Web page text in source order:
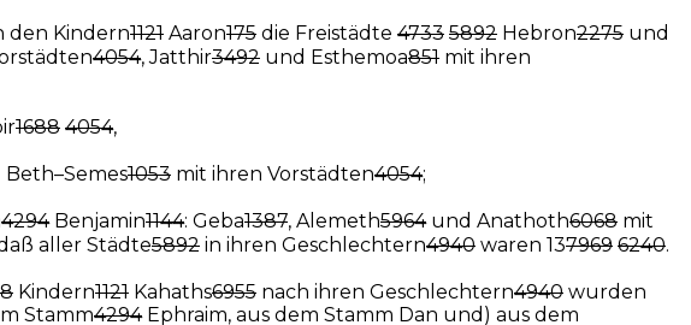
den Kindern1121 Aaron175 die Freistädte 4733 5892 Hebron2275 und
4054, Jatthir3492 und Esthemoa851 mit ihren
1688 4054,
1053 mit ihren Vorstädten4054;
4294Benjamin1144: Geba1387, Alemeth5964und Anathoth6068 mit
aller Städte5892 in ihren Geschlechtern4940 waren 137969 6240.
Kindern1121 Kahaths6955 nach ihren Geschlechtern4940 wurden
Stamm4294Ephraim, aus dem Stamm Dan und) aus dem